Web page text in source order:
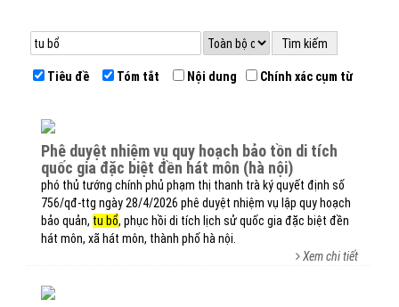
Tiêu đề Tóm tắt Nội dung Chính xác cụm từ
phê duyệt nhiệm vụ quy hoạch bảo tồn di tích
quốc gia đặc biệt đền hát môn (hà nội)
phó thủ tướng chính phủ phạm thị thanh trà ký quyết định số
756/qđ-ttg ngày 28/4/2026 phê duyệt nhiệm vụ lập quy hoạch
bảo quản, tu bổ, phục hồi di tích lịch sử quốc gia đặc biệt đền
hát môn, xã hát môn, thành phố hà nội.
Xem chi tiết